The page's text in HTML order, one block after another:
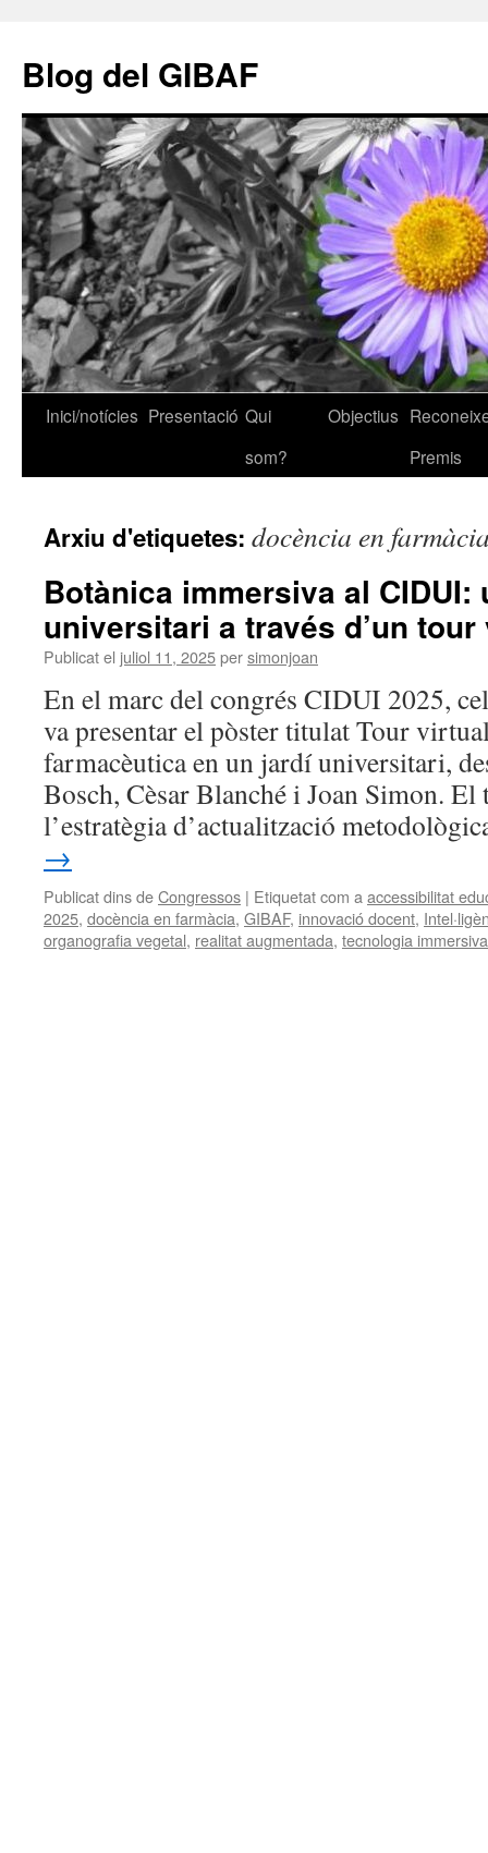
contingut
Blog del GIBAF
Inici/notícies Presentació Qui
som?
Objectius
Premis
Arxiu d'etiquetes: docència en
Botànica immersiva al CIDUI:
universitari a través d’un tour
Publicat el juliol 11, 2025persimonjoan
En el marc del congrés CIDUI 2025,
va presentar el pòster titulat Tour
farmacèutica en un jardí universitari,
Bosch, Cèsar Blanché i Joan Simon.
l’estratègia d’actualització
→
Publicat dins deCongressos | Etiquetat com a accessibilitat
2025, docència en farmàcia, GIBAF, innovació docent,
organografia vegetal, realitat augmentada, tecnologia immersiva